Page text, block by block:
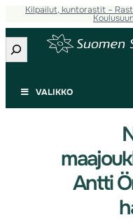
Kilpailut, kuntorastit –
Etsi
VALIKKO
Antti